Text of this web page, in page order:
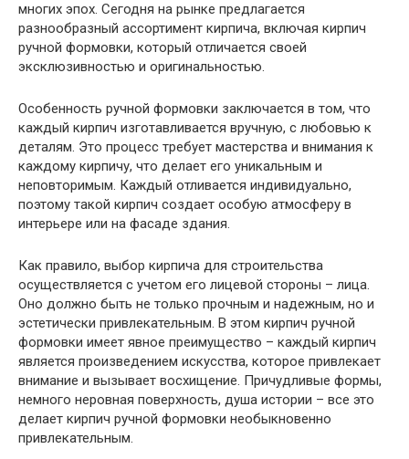
многих эпох. Сегодня на рынке предлагается
разнообразный ассортимент кирпича, включая кирпич
ручной формовки, который отличается своей
эксклюзивностью и оригинальностью.
Особенность ручной формовки заключается в том, что
каждый кирпич изготавливается вручную, с любовью к
деталям. Это процесс требует мастерства и внимания к
каждому кирпичу, что делает его уникальным и
неповторимым. Каждый отливается индивидуально,
поэтому такой кирпич создает особую атмосферу в
интерьере или на фасаде здания.
Как правило, выбор кирпича для строительства
осуществляется с учетом его лицевой стороны – лица.
Оно должно быть не только прочным и надежным, но и
эстетически привлекательным. В этом кирпич ручной
формовки имеет явное преимущество – каждый кирпич
является произведением искусства, которое привлекает
внимание и вызывает восхищение. Причудливые формы,
немного неровная поверхность, душа истории – все это
делает кирпич ручной формовки необыкновенно
привлекательным.